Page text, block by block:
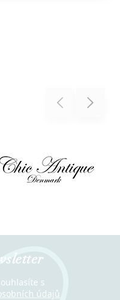
Previous Next
s
údajů